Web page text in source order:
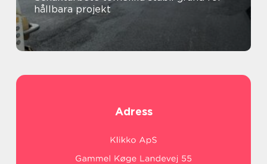
hållbara projekt
Adress